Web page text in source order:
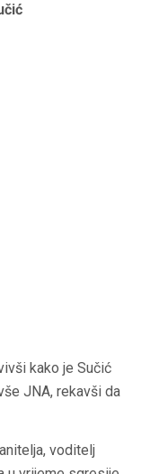
kako je Sučić
JNA, rekavši da
voditelj